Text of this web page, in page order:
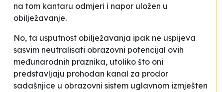
na tom kantaru odmjeri i napor uložen u
obilježavanje.
No, ta usputnost obilježavanja ipak ne uspijeva
sasvim neutralisati obrazovni potencijal ovih
međunarodnih praznika, utoliko što oni
predstavljaju prohodan kanal za prodor
sadašnjice u obrazovni sistem uglavnom izmješten